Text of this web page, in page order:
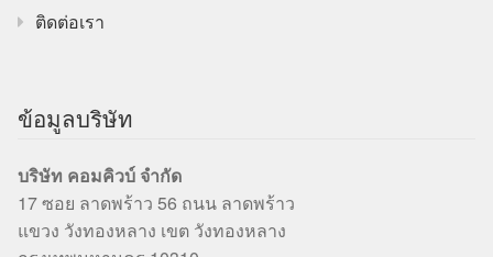
ติดต่อเรา
ข้อมูลบริษัท
บริษัท คอมคิวบ์ จำกัด
17 ซอย ลาดพร้าว 56 ถนน ลาดพร้าว
แขวง วังทองหลาง เขต วังทองหลาง